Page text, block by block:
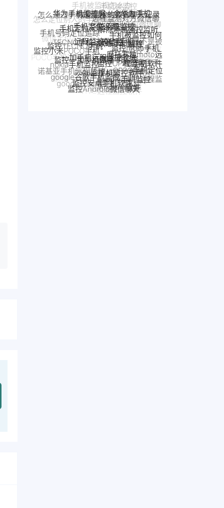
手机号码定位追踪
手机定位app
手机定位追踪
华鲸手机监控
解除手机监控监听
手机被监控如何
解除
手机是不是被
监控了
手机被别人监控
了怎么解除
如何解除手机
被监控
iPhone苹果手机监控
小米POCO远程控制
POCO手机远程监控
监控小米POCO手机
监控TECNO手机
TECNO手机远程监控
远程监控联想手机
联想手机监控
监控moto手机
摩托罗拉moto远
程监控
监控真我手
机软件
真我手机远程监控
别人手机
realme手机监控
怎么远程监控中兴手机
中兴myos手机监控
魅族手机怎么远程监控另一台手机
魅族手机监控
诺基亚手机远程监控
nokia手机监控
监控一加手机微信
一加手机远程监控软件
一加手机监控
监控OPPO手机软件
OPPO手机定位
OPPO手机远程监
控
手机窃听
VIVO远程监控软件
VIVO手机监控
google Pixel监控
google谷歌手机监控
Pixel监控APP
Pixel手机监控软件
google手机监控
Android软件
监控Android微信聊天
监控安卓手机软件